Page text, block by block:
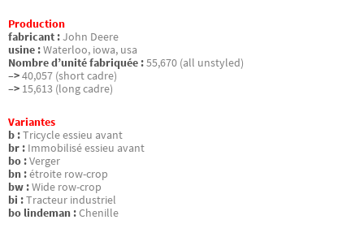
Production
fabricant :John Deere
usine :Waterloo, iowa, usa
Nombre d’unité fabriquée :55,670 (all unstyled)
–>40,057 (short cadre)
–> 15,613 (long cadre)
Variantes
b :Tricycle essieu avant
br : Immobilisé essieu avant
bo :Verger
bn :étroite row-crop
bw :Wide row-crop
bi :Tracteur industriel
bo lindeman :Chenille